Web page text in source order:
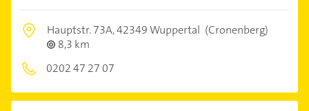
Hauptstr. 73A,42349 Wuppertal (Cronenberg)
8,3 km
0202 47 27 07